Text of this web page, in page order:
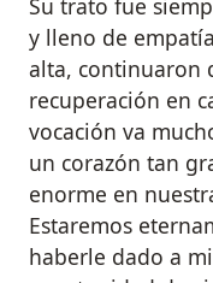
Su trato fue
y lleno de
alta, continuaron
recuperación en
vocación va
un corazón tan
enorme en
Estaremos
haberle dado a